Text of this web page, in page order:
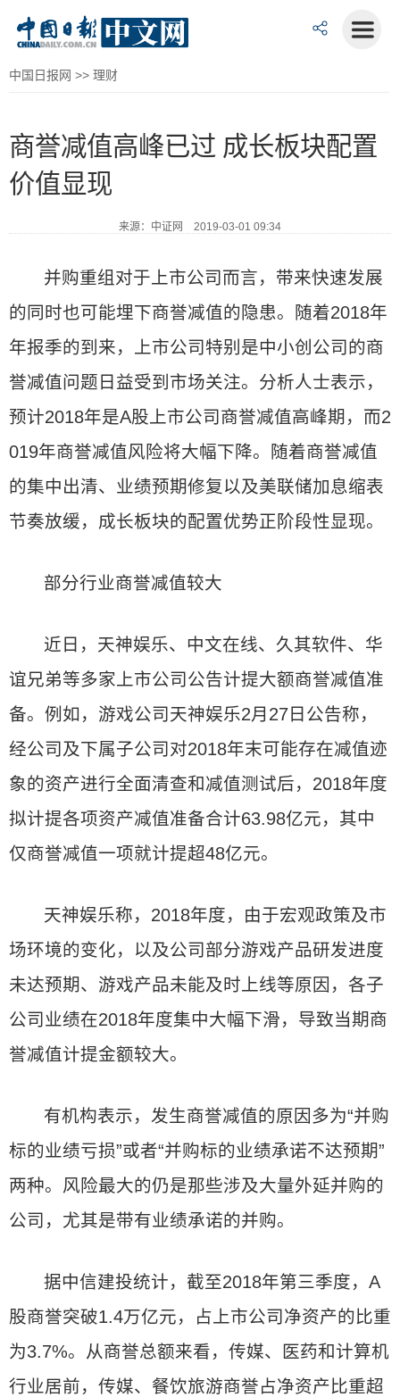
中国日报网 >> 理财
商誉减值高峰已过 成长板块配置
价值显现
来源：中证网 2019-03-01 09:34
并购重组对于上市公司而言，带来快速发展
的同时也可能埋下商誉减值的隐患。随着2018年
年报季的到来，上市公司特别是中小创公司的商
誉减值问题日益受到市场关注。分析人士表示，
预计2018年是A股上市公司商誉减值高峰期，而2
019年商誉减值风险将大幅下降。随着商誉减值
的集中出清、业绩预期修复以及美联储加息缩表
节奏放缓，成长板块的配置优势正阶段性显现。
部分行业商誉减值较大
近日，天神娱乐、中文在线、久其软件、华
谊兄弟等多家上市公司公告计提大额商誉减值准
备。例如，游戏公司天神娱乐2月27日公告称，
经公司及下属子公司对2018年末可能存在减值迹
象的资产进行全面清查和减值测试后，2018年度
拟计提各项资产减值准备合计63.98亿元，其中
仅商誉减值一项就计提超48亿元。
天神娱乐称，2018年度，由于宏观政策及市
场环境的变化，以及公司部分游戏产品研发进度
未达预期、游戏产品未能及时上线等原因，各子
公司业绩在2018年度集中大幅下滑，导致当期商
誉减值计提金额较大。
有机构表示，发生商誉减值的原因多为“并购
标的业绩亏损”或者“并购标的业绩承诺不达预期”
两种。风险最大的仍是那些涉及大量外延并购的
公司，尤其是带有业绩承诺的并购。
据中信建投统计，截至2018年第三季度，A
股商誉突破1.4万亿元，占上市公司净资产的比重
为3.7%。从商誉总额来看，传媒、医药和计算机
行业居前，传媒、餐饮旅游商誉占净资产比重超